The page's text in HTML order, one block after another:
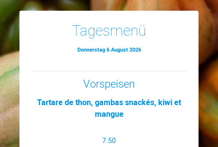
Tagesmenü
Donnerstag 6 August 2026
Vorspeisen
Tartare de thon, gambas snackés, kiwi et
mangue
7.50